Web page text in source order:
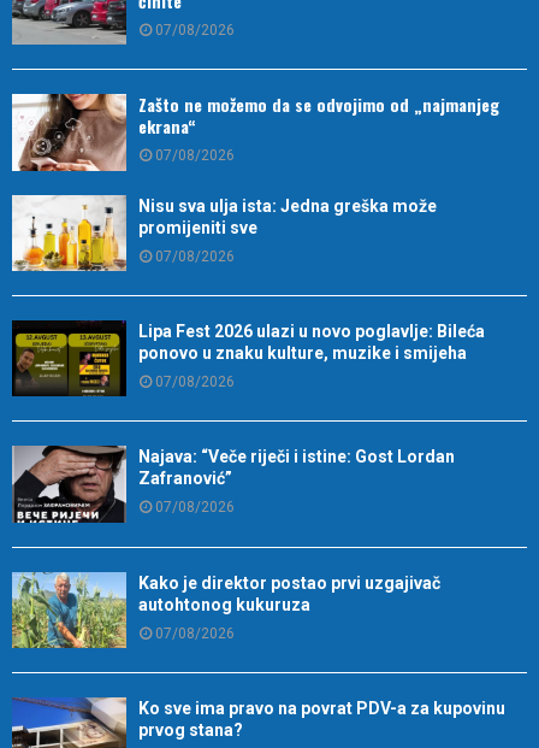
07/08/2026
Zašto ne možemo da se odvojimo od „najmanjeg
ekrana“
07/08/2026
Nisu sva ulja ista: Jedna greška može
promijeniti sve
07/08/2026
Lipa Fest 2026 ulazi u novo poglavlje: Bileća
ponovo u znaku kulture, muzike i smijeha
07/08/2026
Najava: “Veče riječi i istine: Gost Lordan
Zafranović”
07/08/2026
Kako je direktor postao prvi uzgajivač
autohtonog kukuruza
07/08/2026
Ko sve ima pravo na povrat PDV-a za kupovinu
prvog stana?